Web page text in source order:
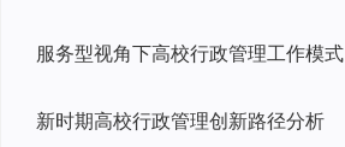
服务型视角下高校行政管理工作模式
新时期高校行政管理创新路径分析